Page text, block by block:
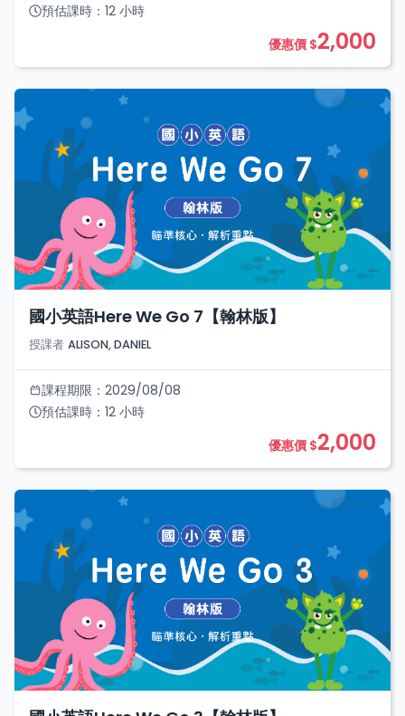
預估課時： 12 小時
優惠價 $2,000
國小英語Here We Go 7【翰林版】
授課者 ALISON, DANIEL
課程期限： 2029/08/08
預估課時： 12 小時
優惠價 $2,000